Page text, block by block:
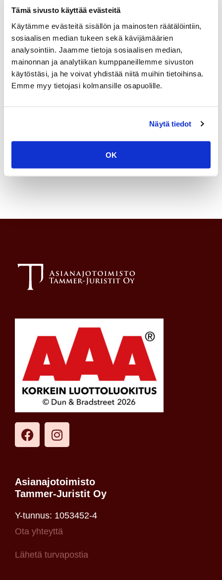
Tämä sivusto käyttää evästeitä
Käytämme evästeitä sisällön ja mainosten räätälöintiin,
sosiaalisen median tukeen sekä kävijämäärien
analysointiin. Jaamme tietoja sosiaalisen median,
mainonnan ja analytiikan kumppaneillemme sivuston
käytöstäsi, ja he voivat yhdistää niitä muihin tietoihinsa.
Emme myy tietojasi kolmansille osapuolille.
Näytä tiedot
OK
Oikeudenkäynteihin voidaan useimmiten
käyttää ns. oikeusturvavakuutusta, jolloin
vakuutusyhtiö maksaa pääosan
asianajokuluista. Myös oikeusapu eli
maksuton oikeudenkäynti on käytettävissä
oikeudenkäynneissä.
Asianajotoimisto
Tammer-Juristit Oy
Y-tunnus: 1053452-4
Ota yhteyttä
Lähetä turvapostia